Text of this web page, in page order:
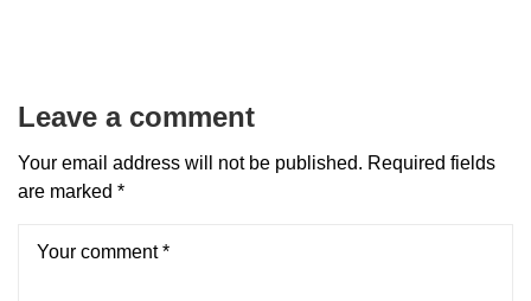
Leave a comment
Your email address will not be published. Required fields
are marked *